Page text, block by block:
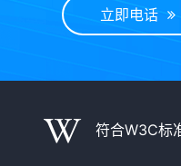
立即电话
符合W3C标